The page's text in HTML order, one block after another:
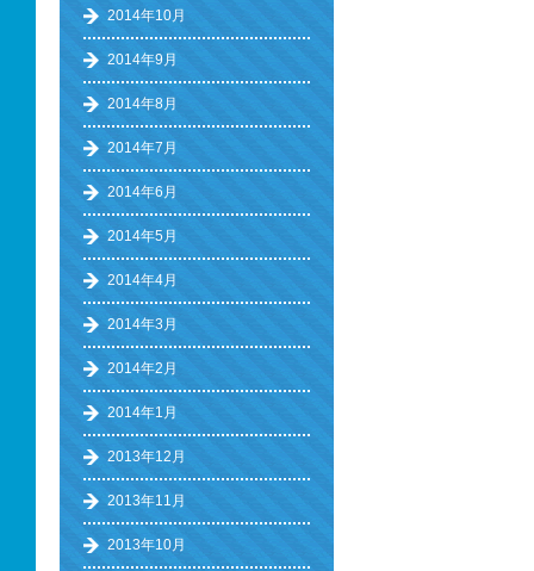
2014年10月
2014年9月
2014年8月
2014年7月
2014年6月
2014年5月
2014年4月
2014年3月
2014年2月
2014年1月
2013年12月
2013年11月
2013年10月